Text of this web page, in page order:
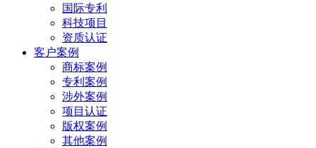
国际专利
科技项目
资质认证
客户案例
商标案例
专利案例
涉外案例
项目认证
版权案例
其他案例